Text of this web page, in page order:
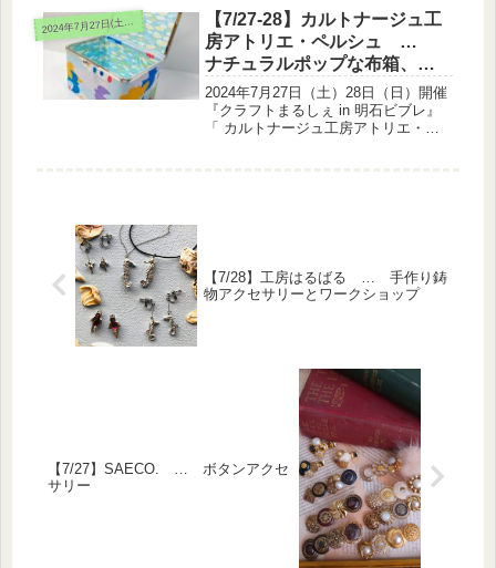
など）を出展されます。27日(土)のみ
出展です色...
2024年7月27日(土)28日(日)
【7/27-28】カルトナージュ工
房アトリエ・ペルシュ …
ナチュラルポップな布箱、マ
カロンポーチなど
2024年7月27日（土）28日（日）開催
『クラフトまるしぇ in 明石ビブレ』
「 カルトナージュ工房アトリエ・ペ
【7/28】工房はるばる … 手作り鋳
物アクセサリーとワークショップ
【7/27】SAECO. … ボタンアクセ
サリー